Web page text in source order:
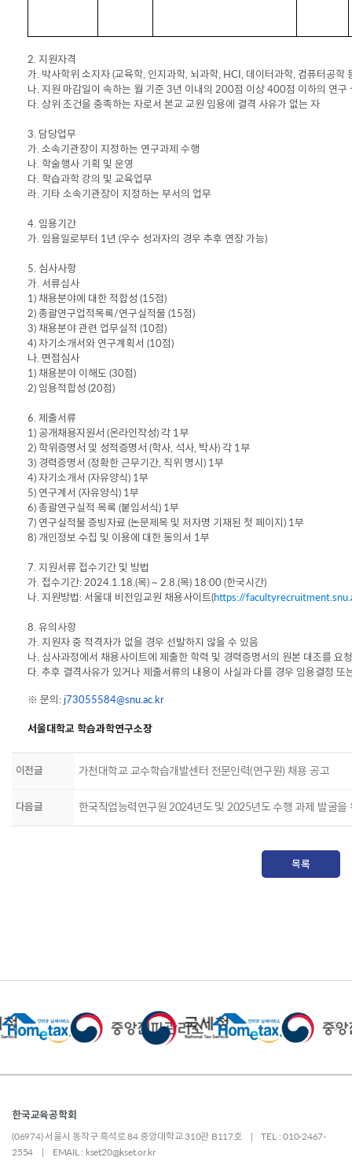
2. 지원자격
가 박사학위 소지자 (교육학, 인지과학, 뇌과학, HCI, 데이터과학, 컴퓨터공학
나 지원 마감일이 속하는 월 기준 3년 이내의 200점 이상 400점 이하의 연구
다 상위 조건을 충족하는 자로서 본교 교원 임용에 결격 사유가 없는 자
3. 담당업무
가 . 소속기관장이 지정하는 연구과제 수행
나 . 학술행사 기획 및 운영
다 . 학습과학 강의 및 교육업무
라. 기타 소속기관장이 지정하는 부서의 업무
4. 임용기간
가 . 임용일로부터 1년 (우수 성과자의 경우 추후 연장 가능)
5. 심사사항
가 . 서류심사
1) 채용분야에 대한 적합성 (15점)
2) 총괄연구업적목록/연구실적물 (15점)
3) 채용분야 관련 업무실적 (10점)
4) 자기소개서와 연구계획서 (10점)
나 . 면접심사
1) 채용분야 이해도 (30점)
2) 임용적합성 (20점)
6. 제출서류
1) 공개채용지원서 (온라인작성) 각 1부
2) 학위증명서 및 성적증명서 (학사, 석사, 박사) 각 1부
3) 경력증명서 (정확한 근무기간, 직위 명시) 1부
4)자기소개서 (자유양식) 1부
5) 연구계서 (자유양식) 1부
6) 총괄연구실적 목록 (붙임서식) 1부
7) 연구실적물 증빙자료 (논문제목 및 저자명 기재된 첫 페이지) 1부
8) 개인정보 수집 및 이용에 대한 동의서 1부
7. 지원서류 접수기간 및 방법
가 접수기간: 2024.1.18.(목) ~ 2.8.(목) 18:00 (한국시간)
나 . 지원방법: 서울대 비전임교원 채용사이트(https://
8. 유의사항
가 . 지원자 중 적격자가 없을 경우 선발하지 않을 수 있음
나 . 심사과정에서 채용사이트에 제출한 학력 및 경력증명서의 원본 대조를
다. 추후 결격사유가 있거나 제출서류의 내용이 사실과 다를 경우 임용결정 또
※ 문의:j73055584@snu.ac.kr
서울대학교 학습과학연구소장
이전글 가천대학교 교수학습개발센터 전문인력(연구원) 채용 공고
다음글 한국직업능력연구원 2024년도 및 2025년도 수행 과제 발굴을
목록
한국교육공학회
(06974) 서울시 동작구 흑석로 84 중앙대학교 310관 B117호 | TEL : 010-2467-
2554 | EMAIL : kset20@kset.or.kr